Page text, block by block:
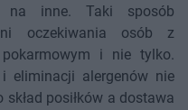
na inne. Taki sposób
oczekiwania osób z
i nie tylko.
i eliminacji alergenów nie
posiłków a dostawa